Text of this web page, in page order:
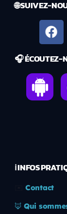
🌐 SUIVEZ-
🎧 ÉCOUTEZ-
ℹ️ INFOS
Contact
🦊 Qui